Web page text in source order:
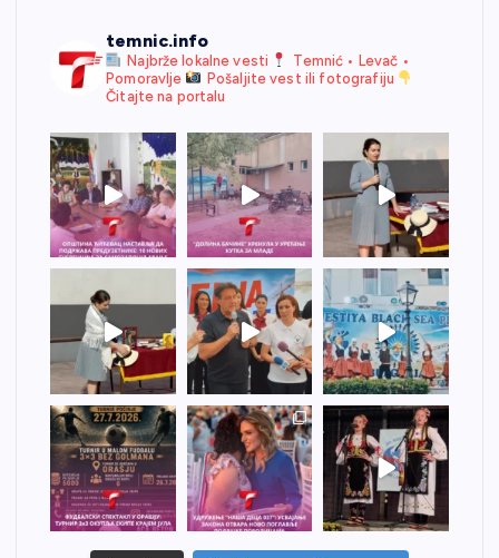
temnic.info
Najbrže lokalne vesti
Temnić • Levač •
Pomoravlje
Pošaljite vest ili fotografiju
Čitajte na portalu